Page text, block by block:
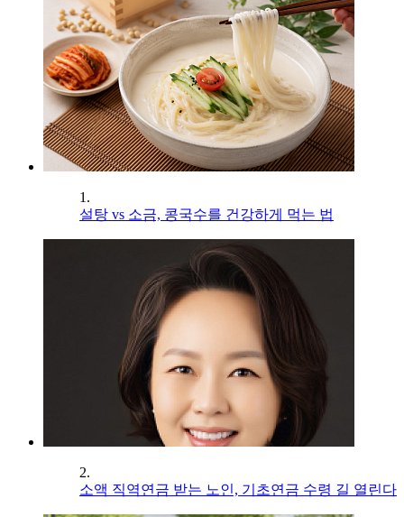
1.
설탕 vs 소금, 콩국수를 건강하게 먹는 법
2.
소액 직역연금 받는 노인, 기초연금 수령 길 열린다